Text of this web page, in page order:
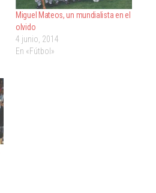
Miguel Mateos, un mundialista en el
olvido
4 junio, 2014
En «Fútbol»